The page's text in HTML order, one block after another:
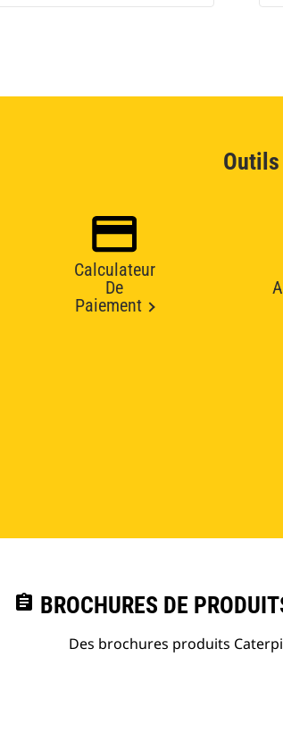
Outils
Calculateur
De
Paiement
assignment BROCHURES DE
Des brochures produits